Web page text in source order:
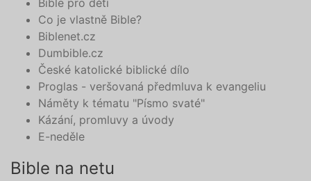
Bible pro děti
Co je vlastně Bible?
Biblenet.cz
Dumbible.cz
České katolické biblické dílo
Proglas - veršovaná předmluva k evangeliu
Náměty k tématu "Písmo svaté"
Kázání, promluvy a úvody
E-neděle
Bible na netu